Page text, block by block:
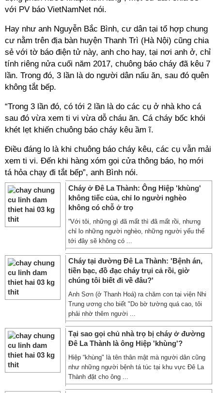
với PV báo VietNamNet nói.
Hay như anh Nguyễn Bắc Bình, cư dân tại tổ hợp chung
cư nằm trên địa bàn huyện Thanh Trì (Hà Nội) cũng chia
sẻ với tờ báo điện tử này, anh cho hay, tại nơi anh ở, chỉ
tính riêng nửa cuối năm 2017, chuông báo cháy đã kêu 7
lần. Trong đó, 3 lần là do người dân nấu ăn, sau đó quên
không tắt bếp.
“Trong 3 lần đó, có tới 2 lần là do các cụ ở nhà kho cá
sau đó vừa xem ti vi vừa dỗ cháu ăn. Cá cháy bốc khói
khét lẹt khiến chuông báo cháy kêu ầm ĩ.
Điều đáng lo là khi chuông báo cháy kêu, các cụ vẫn mải
xem ti vi. Đến khi hàng xóm gọi cửa thông báo, họ mới
tá hỏa chạy đi tắt bếp”, anh Bình nói.
Cháy ở Đê La Thành: Ông Hiệp 'khùng'
không tiếc của, chỉ lo người nghèo
không có chỗ ở trọ
“Với tôi, những gì đã mất thì đã mất rồi, nhưng
chỉ lo những người nghèo, những người yếu thế
tới đây sẽ không có ...
Cháy tại đường Đê La Thành: 'Bệnh án,
tiền bạc, đồ đạc cháy trụi cả rồi, giờ
chúng tôi biết đi về đâu?'
Anh Sơn (ở Thanh Hoá) ra chăm con tại viện Nhi
Trung ương cho biết "Do bờ tường quá cao, tôi
phải nhờ thêm người ...
Tại sao gọi chủ nhà trọ bị cháy ở đường
Đê La Thành là ông Hiệp 'khùng'?
Hiệp “khùng" là tên thân mật mà người dân cũng
như những người bệnh tá túc tại khu vực Đê La
Thành đặt cho ông ...